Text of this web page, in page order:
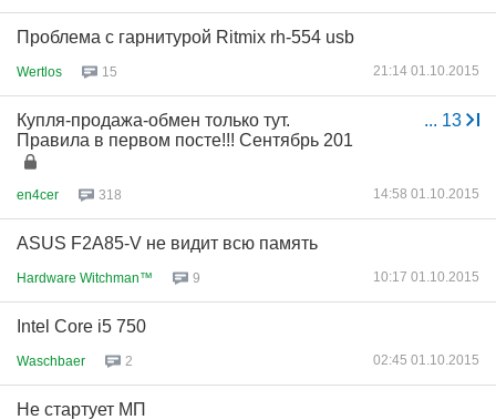
Проблема с гарнитурой Ritmix rh-554 usb
Wertlos 15 21:14 01.10.2015
... 13
Купля-продажа-обмен только тут.
Правила в первом посте!!! Сентябрь 201
en4cer 318 14:58 01.10.2015
ASUS F2A85-V не видит всю память
Hardware Witchman™ 9 10:17 01.10.2015
Intel Core i5 750
Waschbaer 2 02:45 01.10.2015
Не стартует МП